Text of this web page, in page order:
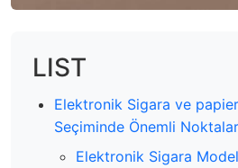
LIST
Elektronik Sigara ve
Seçiminde Önemli Noktalar
Elektronik Sigara